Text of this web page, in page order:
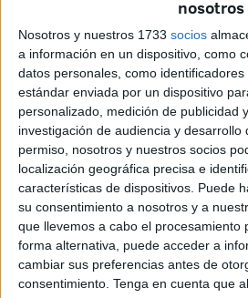
nosotros
Nosotros y nuestros 1733 socios
a información en un dispositivo, como
datos personales, como
estándar enviada por un dispositivo
personalizado, medición de publicidad
investigación de audiencia y desarrollo
permiso, nosotros y nuestros socios
localización geográfica precisa e
características de dispositivos. Puede
su consentimiento a nosotros y a
que llevemos a cabo el procesamiento
forma alternativa, puede acceder a
cambiar sus preferencias antes de
consentimiento. Tenga en cuenta que
La barbarie que cada día emplea
palestino no es propia de un país
impera la justicia; porque provocar
34.000 personas bajo las bombas
ejército israelí en Gaza, no tiene
se atiene a ningún derecho
Estado Judío está siendo juzgado